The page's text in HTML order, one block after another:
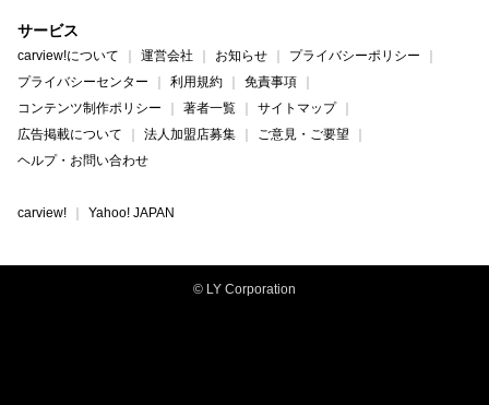
サービス
carview!について 運営会社 お知らせ
プライバシーポリシー
プライバシーセンター
利用規約
免責事項
コンテンツ制作ポリシー
著者一覧
サイトマップ
広告掲載について
法人加盟店募集
ご意見・ご要望
ヘルプ・お問い合わせ
carview! Yahoo! JAPAN
© LY Corporation